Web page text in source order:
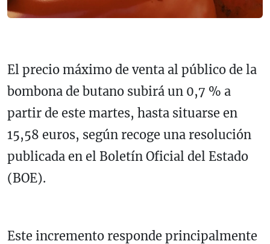
El precio máximo de venta al público de la
bombona de butano subirá un 0,7 % a
partir de este martes, hasta situarse en
15,58 euros, según recoge una resolución
publicada en el Boletín Oficial del Estado
(BOE).
Este incremento responde principalmente